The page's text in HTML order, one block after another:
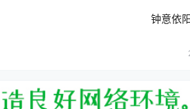
钟意依